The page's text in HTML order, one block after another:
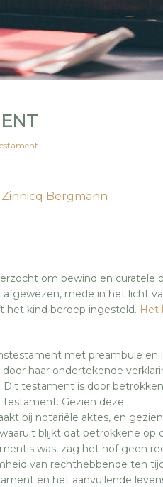
Bergmann
om bewind en curatele
mede in het licht
het kind beroep ingesteld. Het
met preambule en
haar ondertekende
Dit testament is door
testament. Gezien deze
bij notariële aktes, en
blijkt dat betrokkene op
was, zag het hof geen
van rechthebbende ten
en het aanvullende